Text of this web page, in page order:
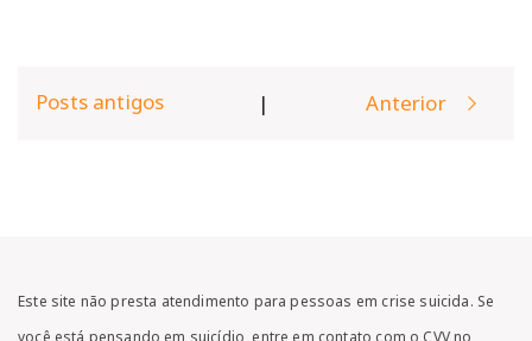
Post
Posts antigos | Anterior
Este site não presta atendimento para pessoas em crise suicida. Se
você está pensando em suicídio, entre em contato com o CVV no